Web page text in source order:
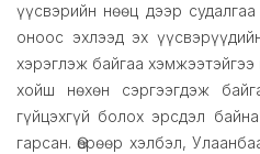
үүсвэрийн нөөц дээр
оноос эхлээд эх
хэрэглэж байгаа
хойш нөхөн сэргээгдэж
гүйцэхгүй болох эрсдэл
гарсан. Өөрөөр хэлбэл,